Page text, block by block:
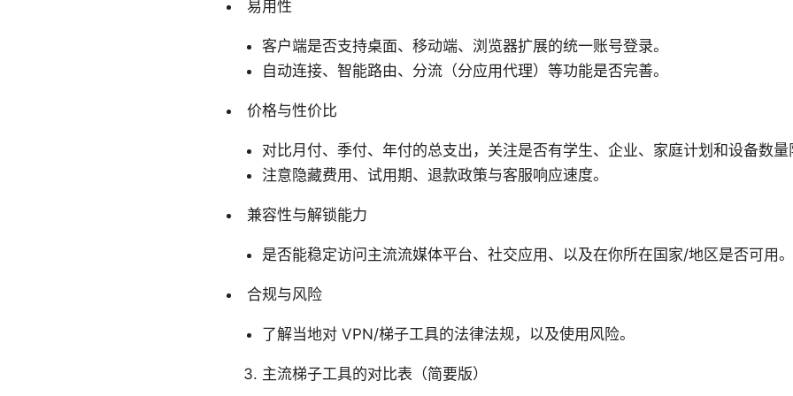
易用性
客户端是否支持桌面、移动端、浏览器扩展的统一账号登录。
自动连接、智能路由、分流（分应用代理）等功能是否完善。
价格与性价比
对比月付、季付、年付的总支出，关注是否有学生、企业、家庭计划和设备数量
注意隐藏费用、试用期、退款政策与客服响应速度。
兼容性与解锁能力
是否能稳定访问主流流媒体平台、社交应用、以及在你所在国家/地区是否可用。
合规与风险
了解当地对 VPN/梯子工具的法律法规，以及使用风险。
主流梯子工具的对比表（简要版）